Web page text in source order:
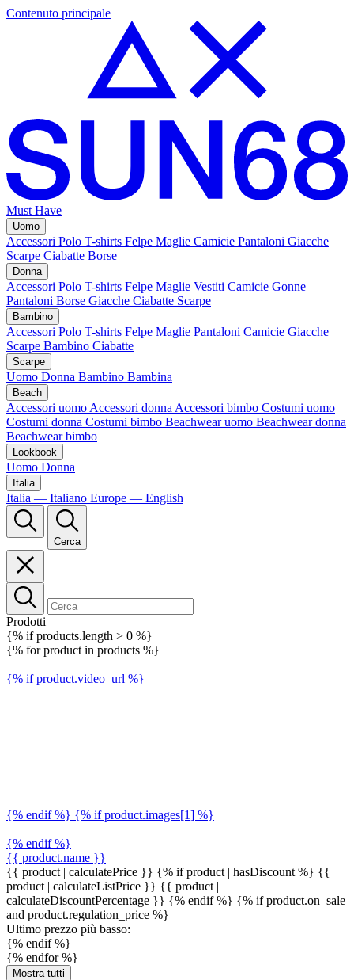
Contenuto principale
Must Have
Uomo
Accessori Polo T-shirts Felpe Maglie Camicie Pantaloni Giacche
Scarpe Ciabatte Borse
Donna
Accessori Polo T-shirts Felpe Maglie Vestiti Camicie Gonne
Pantaloni Borse Giacche Ciabatte Scarpe
Bambino
Accessori Polo T-shirts Felpe Maglie Pantaloni Camicie Giacche
Scarpe Bambino Ciabatte
Scarpe
Uomo Donna Bambino Bambina
Beach
Accessori uomo Accessori donna Accessori bimbo Costumi uomo
Costumi donna Costumi bimbo Beachwear uomo Beachwear donna
Beachwear bimbo
Lookbook
Uomo Donna
Italia
Italia — Italiano Europe — English
Cerca
Prodotti
{% if products.length > 0 %}
{% for product in products %}
{% if product.video_url %}
{% endif %} {% if product.images[1] %}
{% endif %}
{{ product.name }}
{{ product | calculatePrice }} {% if product | hasDiscount %} {{
product | calculateListPrice }} {{ product |
calculateDiscountPercentage }} {% endif %} {% if product.on_sale
and product.regulation_price %}
Ultimo prezzo più basso:
{% endif %}
{% endfor %}
Mostra tutti